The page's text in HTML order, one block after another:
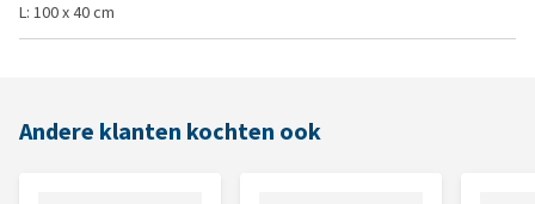
L: 100 x 40 cm
Andere klanten kochten ook